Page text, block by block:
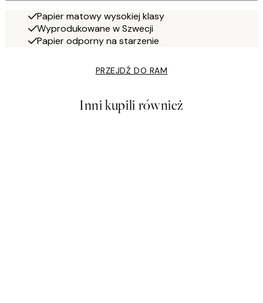
Papier matowy wysokiej klasy
Wyprodukowane w Szwecji
Papier odporny na starzenie
PRZEJDŹ DO RAM
Inni kupili również